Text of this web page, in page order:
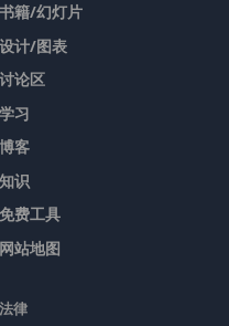
书籍/幻灯片
设计/图表
讨论区
学习
博客
知识
免费工具
网站地图
法律